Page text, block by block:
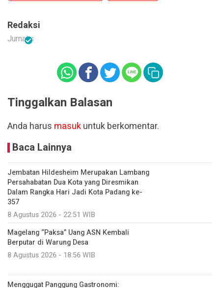
Redaksi
Jurnalis
Tinggalkan Balasan
Anda harus masukuntuk berkomentar.
Baca Lainnya
Jembatan Hildesheim Merupakan Lambang
Persahabatan Dua Kota yang Diresmikan
Dalam Rangka Hari Jadi Kota Padang ke-
357
8 Agustus 2026 - 22:51 WIB
Magelang “Paksa” Uang ASN Kembali
Berputar di Warung Desa
8 Agustus 2026 - 18:56 WIB
Menggugat Panggung Gastronomi: